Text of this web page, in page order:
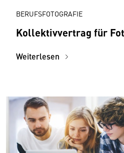
BERUFSFOTOGRAFIE
Kollektivvertrag für
Weiterlesen